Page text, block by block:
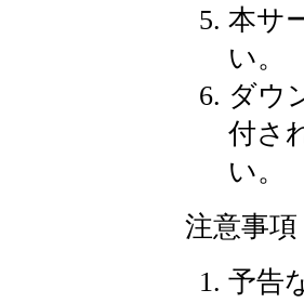
本サ
い。
ダウ
付さ
い。
注意事項
予告